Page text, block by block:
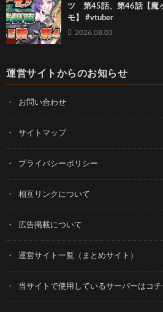
ツ 第45話、第46話【魔
モ】 #vtuber
2026.08.03
運営サイトからのお知らせ
お問い合わせ
サイトマップ
プライバシーポリシー
相互リンクについて
広告掲載について
運営サイト一覧（まとめサイト）
当サイトで使用しているサーバーはコチ